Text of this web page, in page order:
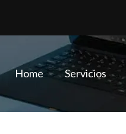
Home Servicios